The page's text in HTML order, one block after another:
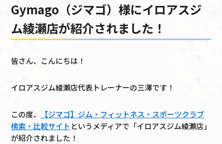
Gymago（ジマゴ）様にイロアスジ
ム綾瀬店が紹介されました！
皆さん、こんにちは！
イロアスジム綾瀬店代表トレーナーの三澤です！
この度、
【ジマゴ】ジム・フィットネス・スポーツクラブ
検索・比較サイト というメディアで「イロアスジム綾瀬店」
が紹介されました！